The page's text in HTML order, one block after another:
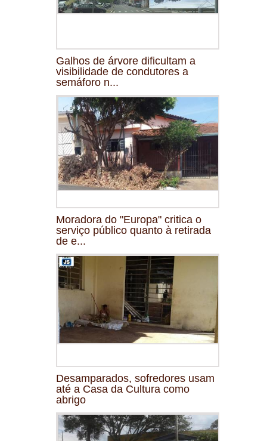
Galhos de árvore dificultam a
visibilidade de condutores a
semáforo n...
Moradora do "Europa" critica o
serviço público quanto à retirada
de e...
Desamparados, sofredores usam
até a Casa da Cultura como
abrigo